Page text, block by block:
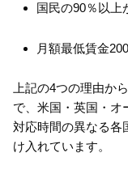
国民の90％以上
月額最低賃金
上記の4つの理由か
で、米国・英国・オ
対応時間の異なる各
け入れています。